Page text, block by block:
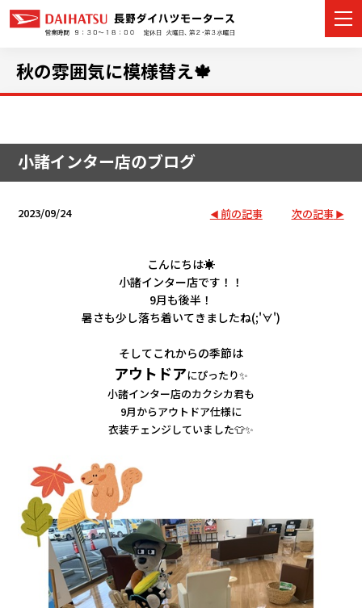
店舗情報
ご購入者サポート
アフターサポート
会社情報
秋の雰囲気に模様替え🍁
小諸インター店のブログ
2023/09/24 前の記事 次の記事
こんにちは☀
小諸インター店です！！
9月も後半！
暑さも少し落ち着いてきましたね(;'∀')
そしてこれからの季節は
アウトドアにぴったり✨
小諸インター店のカクシカ君も
9月からアウトドア仕様に
衣装チェンジしていました👕✨